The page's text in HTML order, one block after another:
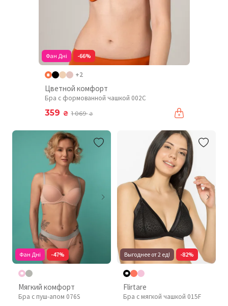
Фан Дні -66%
+2
Цветной комфорт
Бра с формованной чашкой 002C
359 ₴ 1 069₴
Фан Дні -47%
Мягкий комфорт
Бра с пуш-апом 076S
Выгоднее от 2 ед! -82%
Flirtare
Бра с мягкой чашкой 015F